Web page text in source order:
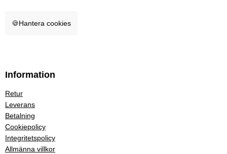
🍪Hantera cookies
Information
Retur
Leverans
Betalning
Cookiepolicy
Integritetspolicy
Allmänna villkor